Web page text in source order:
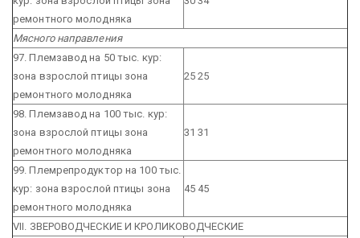
ремонтного молодняка
Мясного направления
97. Племзавод на 50 тыс. кур:
зона взрослой птицы зона
ремонтного молодняка
25 25
98. Племзавод на 100 тыс. кур:
зона взрослой птицы зона
ремонтного молодняка
31 31
99. Племрепродуктор на 100 тыс.
кур: зона взрослой птицы зона
ремонтного молодняка
45 45
VII. ЗВЕРОВОДЧЕСКИЕ И КРОЛИКОВОДЧЕСКИЕ